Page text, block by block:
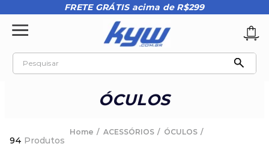
FRETE GRÁTIS acima de R$299
Pesquisar
ÓCULOS
ACESSÓRIOS ÓCULOS
94 Produtos